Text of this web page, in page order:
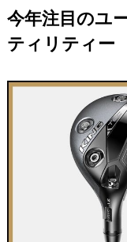
今年注目のユ
ティリティー